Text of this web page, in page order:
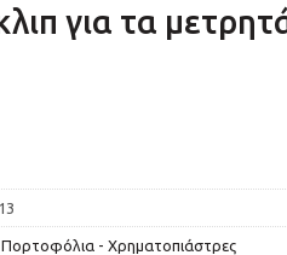
για τα
Πορτοφόλια - Χρηματοπιάστρες